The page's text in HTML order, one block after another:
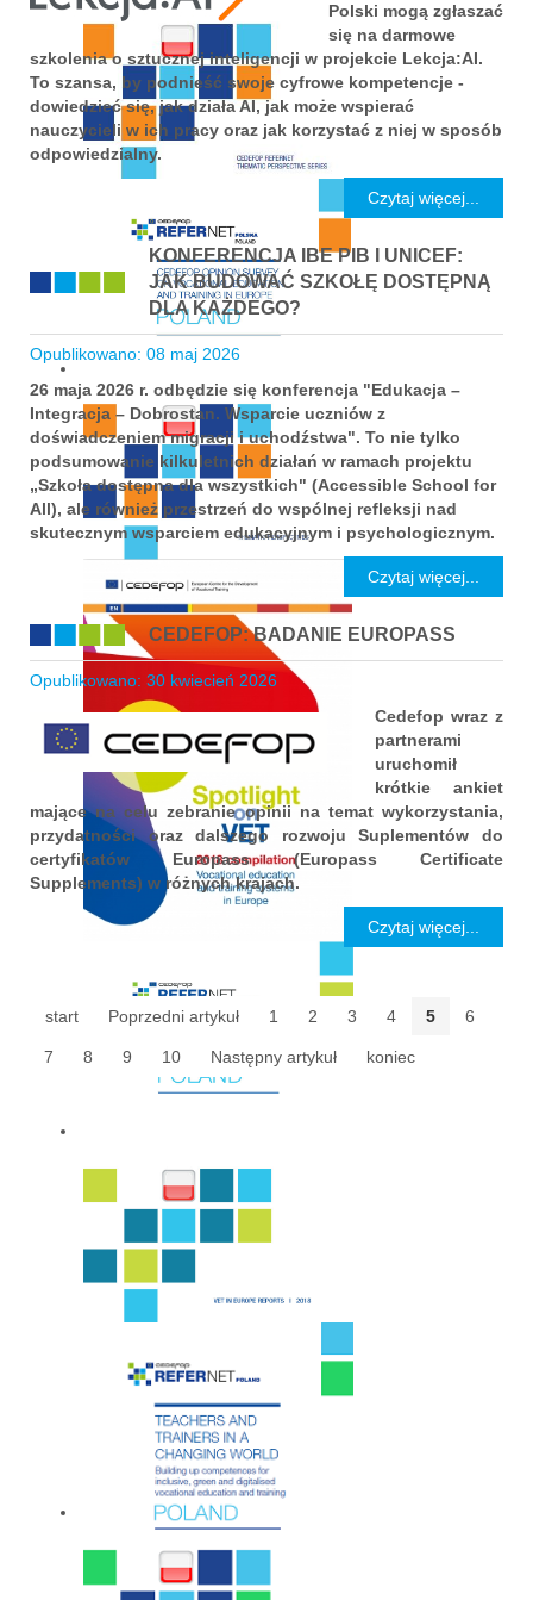
Polski mogą zgłaszać
się na darmowe
szkolenia o sztucznej inteligencji w projekcie Lekcja:AI.
To szansa, by podnieść swoje cyfrowe kompetencje -
dowiedzieć się, jak działa AI, jak może wspierać
nauczycieli w ich pracy oraz jak korzystać z niej w sposób
odpowiedzialny.
Czytaj więcej...
KONFERENCJA IBE PIB I UNICEF:
JAK BUDOWAĆ SZKOŁĘ DOSTĘPNĄ
DLA KAŻDEGO?
Opublikowano: 08 maj 2026
26 maja 2026 r. odbędzie się konferencja "Edukacja –
Integracja – Dobrostan. Wsparcie uczniów z
doświadczeniem migracji i uchodźstwa". To nie tylko
podsumowanie kilkuletnich działań w ramach projektu
„Szkoła dostępna dla wszystkich" (Accessible School for
All), ale również przestrzeń do wspólnej refleksji nad
skutecznym wsparciem edukacyjnym i psychologicznym.
Czytaj więcej...
CEDEFOP: BADANIE EUROPASS
Opublikowano: 30 kwiecień 2026
Cedefop wraz z
partnerami
uruchomił
krótkie ankiet
mające na celu zebranie opinii na temat wykorzystania,
przydatności oraz dalszego rozwoju Suplementów do
certyfikatów Europass (Europass Certificate
Supplements) w różnych krajach.
Czytaj więcej...
start Poprzedni artykuł 1 2 3 4 5 6
7 8 9 10 Następny artykuł koniec